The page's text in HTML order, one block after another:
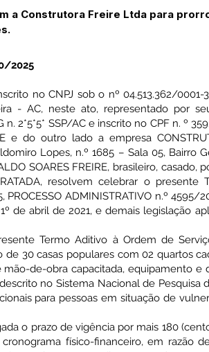
a Construtora Freire Ltda para
2025
no CNPJ sob o nº 04.513.362/
- AC, neste ato, representado por
2*5*5* SSP/AC e inscrito no CPF n. º
e do outro lado a empresa
Lopes, n.º 1685 – Sala 05, Bairro
SOARES FREIRE, brasileiro, casado,
resolvem celebrar o presente
ADMINISTRATIVO n.º 4595/
de abril de 2021, e demais legislação
Termo Aditivo à Ordem de
30 casas populares com 02 quartos
de-obra capacitada, equipamento e
no Sistema Nacional de Pesquisa
para pessoas em situação de
o prazo de vigência por mais 180
físico-financeiro, em razão